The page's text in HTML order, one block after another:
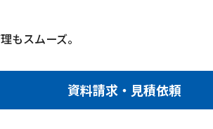
もスムーズ。
資料請求・見積依頼